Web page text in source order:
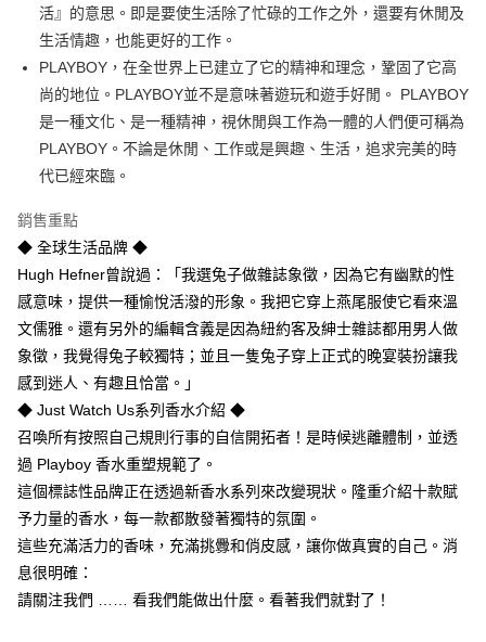
悠遊付
Google Pay
AFTEE先享後付
相關說明
【關於「AFTEE先享後付」】
AFTEE先享後付是「在收到商品之後才付款」的支付方式。 讓您購物簡單
１．簡單：不需註冊會員、不需綁卡、不需儲值。
２．便利：只要手機號碼，簡訊認證，即可結帳。
３．安心：先確認商品／服務後，再付款。
【「AFTEE先享後付」結帳流程】
１．於結帳方式選擇「AFTEE先享後付」後，將跳轉至「AFTEE先享後付」
結帳頁面，進行簡訊認證並確認金額後，即可完成結帳。
２．訂單成立數日內，您將收到繳費通知簡訊。
３．收到繳費通知簡訊後14天內，點擊此簡訊中的連結，可透過四大超商／
ATM／網路銀行／等多元方式進行付款，方視為交易完成。
※ 請注意：結帳手續完成當下不需立刻繳費，但若您需要取消訂單，請聯絡
後付繳納相關費用。
※ 交易是否成功請以「AFTEE先享後付 」之結帳頁面顯示為準，若有關於
是否繳費成功／繳費後需取消欲退款等相關疑問，請聯繫「AFTEE先享後付
客戶支援中心」 https://netprotections.freshdesk.com/support/home
【注意事項】
易，需依本服務之必要範圍內提供個人資料，並將交易相關給付款項請求債
權轉讓予恩沛科技股份有限公司。
即享券
運送方式
全家取貨付款
每筆NT$65，滿NT$390(含以上)免運費
付款後全家取貨
每筆NT$65，滿NT$390(含以上)免運費
萊爾富取貨付款
付款後萊爾富取貨
每筆NT$65，滿NT$490(含以上)免運費
每筆NT$65，滿NT$490(含以上)免運費
付款後7-11取貨
活』的意思。即是要使生活除了忙碌的工作之外，還要有休閒及
生活情趣，也能更好的工作。
PLAYBOY，在全世界上已建立了它的精神和理念，鞏固了它高
尚的地位。PLAYBOY並不是意味著遊玩和遊手好閒。 PLAYBOY
是一種文化、是一種精神，視休閒與工作為一體的人們便可稱為
PLAYBOY。不論是休閒、工作或是興趣、生活，追求完美的時
代已經來臨。
銷售重點
◆ 全球生活品牌 ◆
Hugh Hefner曾說過：「我選兔子做雜誌象徵，因為它有幽默的性
感意味，提供一種愉悅活潑的形象。我把它穿上燕尾服使它看來溫
文儒雅。還有另外的編輯含義是因為紐約客及紳士雜誌都用男人做
象徵，我覺得兔子較獨特；並且一隻兔子穿上正式的晚宴裝扮讓我
感到迷人、有趣且恰當。」
◆ Just Watch Us系列香水介紹 ◆
召喚所有按照自己規則行事的自信開拓者！是時候逃離體制，並透
過 Playboy 香水重塑規範了。
這個標誌性品牌正在透過新香水系列來改變現狀。隆重介紹十款賦
予力量的香水，每一款都散發著獨特的氛圍。
這些充滿活力的香味，充滿挑釁和俏皮感，讓你做真實的自己。消
息很明確：
請關注我們 …… 看我們能做出什麼。看著我們就對了！